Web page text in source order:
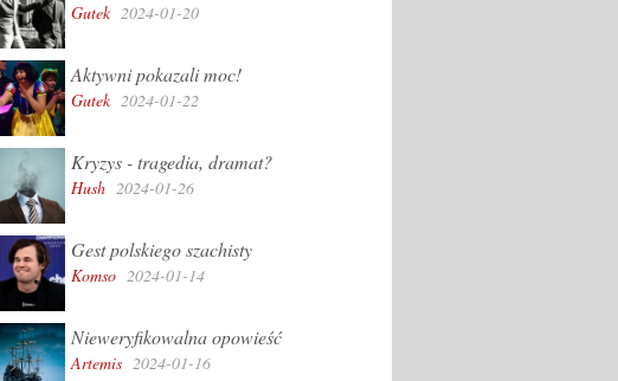
Gutek 2024-01-20
Aktywni pokazali moc!
Gutek 2024-01-22
Kryzys - tragedia, dramat?
Hush 2024-01-26
Gest polskiego szachisty
Komso 2024-01-14
Nieweryfikowalna opowieść
Artemis 2024-01-16